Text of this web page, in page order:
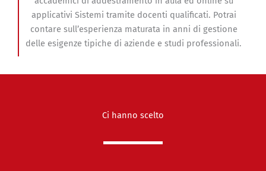
applicativi Sistemi tramite docenti qualificati. Potrai
contare sull’esperienza maturata in anni di gestione
delle esigenze tipiche di aziende e studi professionali.
Ci hanno scelto